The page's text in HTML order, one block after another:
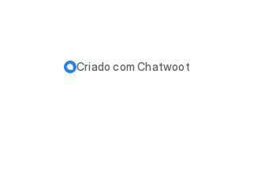
Criado comChatwoot